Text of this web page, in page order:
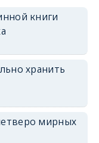
книги
хранить
мирных